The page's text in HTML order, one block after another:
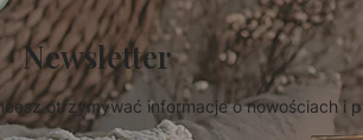
Newsletter
otrzymywać informacje o nowościach i